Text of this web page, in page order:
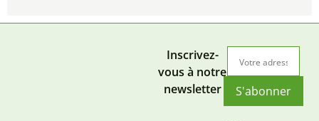
Inscrivez-
vous à notre
newsletter
S'abonner